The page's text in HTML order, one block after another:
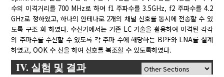
수의 이격거리를 700 MHz로 하여 f1 주파수를 3.5GHz, f2 주파수를 4.2
GHz로 정하였고, 하나의 안테나로 2개의 채널 신호를 동시에 전송할 수 있
도록 구조 화 하였다. 수신기에서는 기존 LC 기술을 활용하여 이격된 각각
의 주파수를 수신할 수 있도록 각 주파 수에 해당하는 BPF와 LNA를 설계
하였고, OOK 수 신을 하여 신호를 복조할 수 있도록하였다.
IV. 실험 및 결과